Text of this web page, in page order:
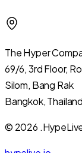
The Hyper
69/6, 3rd Floor,
Silom, Bang Rak
Bangkok,
© 2026